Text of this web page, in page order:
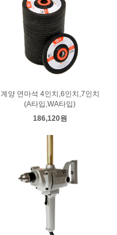
계양 연마석 4인치,6인치,7인치
(A타입,WA타입)
186,120원